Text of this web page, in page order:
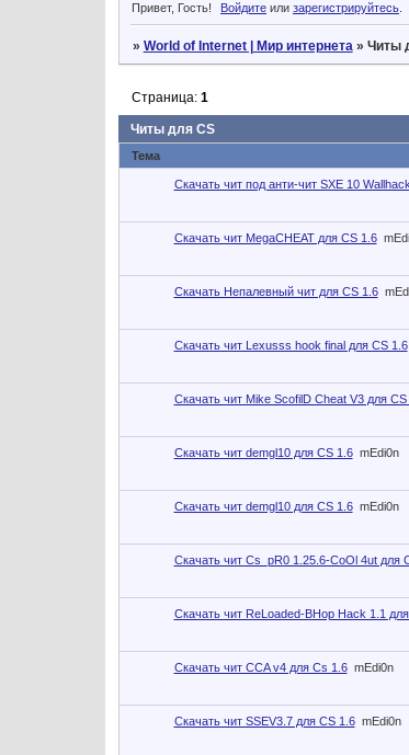
Привет, Гость! Войдите илизарегистрируйтесь.
» World of Internet | Мир интернета » Читы
Читы для CS
Страница: 1
Тема
Скачать чит под анти-чит SXE 10
Скачать чит MegaCHEAT для CS 1.6
Скачать Непалевный чит для CS 1.6
Скачать чит Lexusss hook final для CS 1.6
Скачать чит Mike ScofilD Cheat V3 для CS
Скачать чит demgl10 для CS 1.6 mEdi0n
Скачать чит demgl10 для CS 1.6 mEdi0n
Скачать чит Cs_pR0 1.25.6-CoOl 4ut для
Скачать чит ReLoaded-BHop Hack 1.1
Скачать чит CCA v4 для Cs 1.6 mEdi0n
Скачать чит SSEV3.7 для CS 1.6 mEdi0n